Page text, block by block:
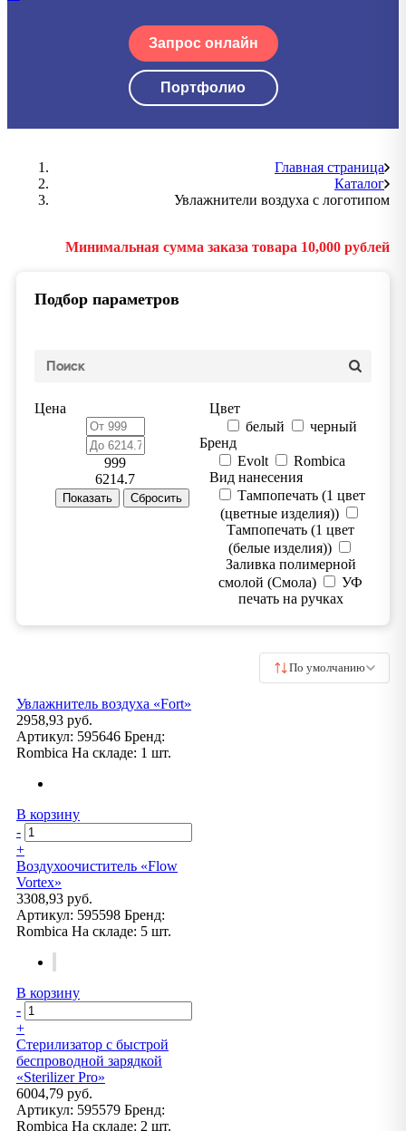
Запрос онлайн
Портфолио
Главная страница
Каталог
Увлажнители воздуха с логотипом
Минимальная сумма заказа товара 10,000 рублей
Подбор параметров
Цена
999
6214.7
Цвет
белый
черный
Бренд
Evolt
Rombica
Вид нанесения
Тампопечать (1 цвет
(цветные изделия))
Тампопечать (1 цвет
(белые изделия))
Заливка полимерной
смолой (Смола)
УФ
печать на ручках
По умолчанию
Увлажнитель воздуха «Fort»
2958,93 руб.
Артикул: 595646 Бренд:
Rombica На складе: 1 шт.
В корзину
-
+
Воздухоочиститель «Flow
Vortex»
3308,93 руб.
Артикул: 595598 Бренд:
Rombica На складе: 5 шт.
В корзину
-
+
Стерилизатор с быстрой
беспроводной зарядкой
«Sterilizer Pro»
6004,79 руб.
Артикул: 595579 Бренд:
Rombica На складе: 2 шт.